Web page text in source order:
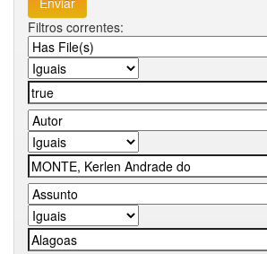
Filtros correntes: